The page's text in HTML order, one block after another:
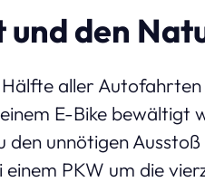
den
aller
E-Bike bewältigt
den unnötigen
einem PKW um die